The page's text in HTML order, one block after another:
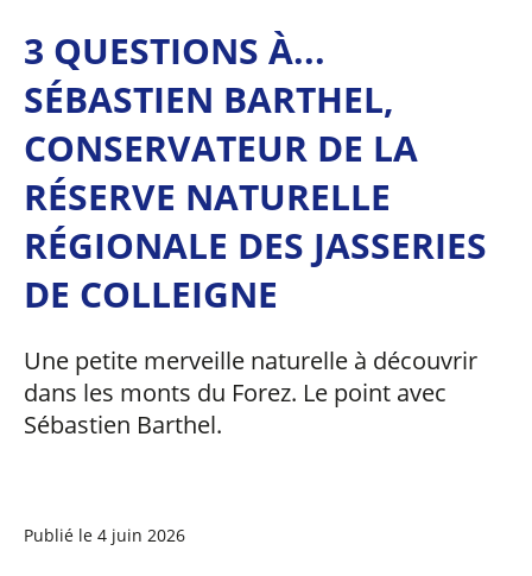
3 QUESTIONS À...
SÉBASTIEN BARTHEL,
CONSERVATEUR DE LA
RÉSERVE NATURELLE
RÉGIONALE DES JASSERIES
DE COLLEIGNE
Une petite merveille naturelle à découvrir
dans les monts du Forez. Le point avec
Sébastien Barthel.
Publié le 4 juin 2026